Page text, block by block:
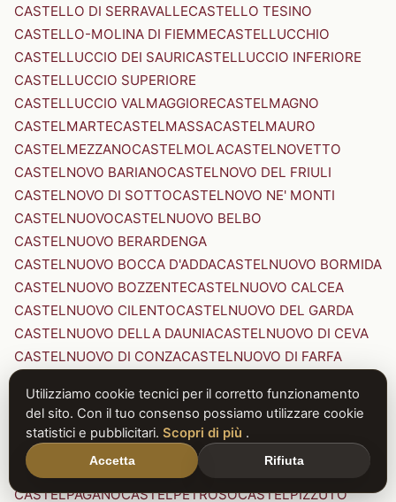
CASTELLO DI SERRAVALLECASTELLO TESINO
CASTELLO-MOLINA DI FIEMMECASTELLUCCHIO
CASTELLUCCIO DEI SAURICASTELLUCCIO INFERIORE
CASTELLUCCIO SUPERIORE
CASTELLUCCIO VALMAGGIORECASTELMAGNO
CASTELMARTECASTELMASSACASTELMAURO
CASTELMEZZANOCASTELMOLACASTELNOVETTO
CASTELNOVO BARIANOCASTELNOVO DEL FRIULI
CASTELNOVO DI SOTTOCASTELNOVO NE' MONTI
CASTELNUOVOCASTELNUOVO BELBO
CASTELNUOVO BERARDENGA
CASTELNUOVO BOCCA D'ADDACASTELNUOVO BORMIDA
CASTELNUOVO BOZZENTECASTELNUOVO CALCEA
CASTELNUOVO CILENTOCASTELNUOVO DEL GARDA
CASTELNUOVO DELLA DAUNIACASTELNUOVO DI CEVA
CASTELNUOVO DI CONZACASTELNUOVO DI FARFA
CASTELNUOVO DI PORTO CASTELNUOVO DON BOSCO
CASTELNUOVO MAGRACASTELNUOVO NIGRA
CASTELNUOVO PARANOCASTELNUOVO RANGONE
CASTELNUOVO SCRIVIA
CASTELNUOVO VAL DI CECINA
CASTELPAGANOCASTELPETROSOCASTELPIZZUTO
Utilizziamo cookie tecnici per il corretto funzionamento
del sito. Con il tuo consenso possiamo utilizzare cookie
statistici e pubblicitari. Scopri di più .
Accetta Rifiuta